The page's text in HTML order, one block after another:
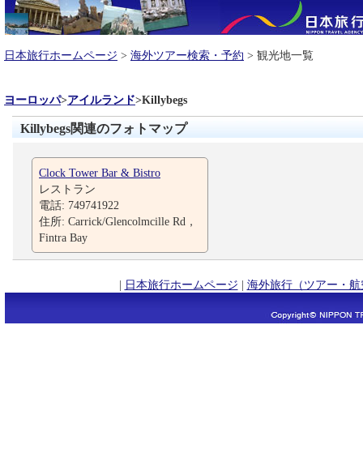
日本旅行ホームページ > 海外ツアー検索・予約 > 観光地一覧
ヨーロッパ>アイルランド>Killybegs
Killybegs関連のフォトマップ
Clock Tower Bar & Bistro
レストラン
電話: 749741922
住所: Carrick/Glencolmcille Rd，
Fintra Bay
| 日本旅行ホームページ | 海外旅行（ツアー・航